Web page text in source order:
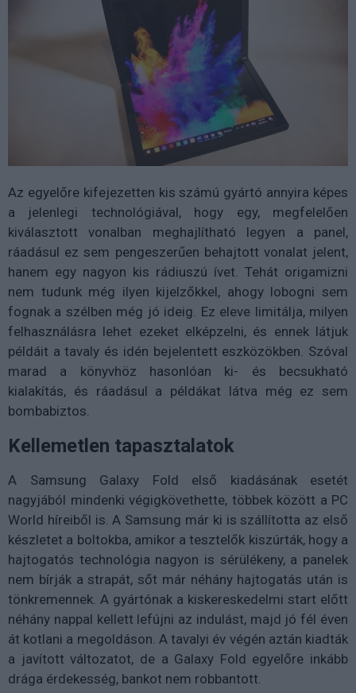
Az egyelőre kifejezetten kis számú gyártó annyira képes
a jelenlegi technológiával, hogy egy, megfelelően
kiválasztott vonalban meghajlítható legyen a panel,
ráadásul ez sem pengeszerűen behajtott vonalat jelent,
hanem egy nagyon kis rádiuszú ívet. Tehát origamizni
nem tudunk még ilyen kijelzőkkel, ahogy lobogni sem
fognak a szélben még jó ideig. Ez eleve limitálja, milyen
felhasználásra lehet ezeket elképzelni, és ennek látjuk
példáit a tavaly és idén bejelentett eszközökben. Szóval
marad a könyvhöz hasonlóan ki- és becsukható
kialakítás, és ráadásul a példákat látva még ez sem
bombabiztos.
Kellemetlen tapasztalatok
A Samsung Galaxy Fold első kiadásának esetét
nagyjából mindenki végigkövethette, többek között a PC
World híreiből is. A Samsung már ki is szállította az első
készletet a boltokba, amikor a tesztelők kiszúrták, hogy a
hajtogatós technológia nagyon is sérülékeny, a panelek
nem bírják a strapát, sőt már néhány hajtogatás után is
tönkremennek. A gyártónak a kiskereskedelmi start előtt
néhány nappal kellett lefújni az indulást, majd jó fél éven
át kotlani a megoldáson. A tavalyi év végén aztán kiadták
a javított változatot, de a Galaxy Fold egyelőre inkább
drága érdekesség, bankot nem robbantott.